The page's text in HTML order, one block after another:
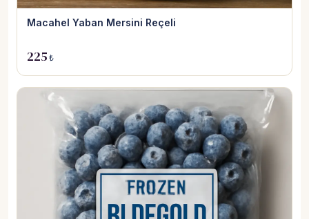
Macahel Yaban Mersini Reçeli
225 ₺